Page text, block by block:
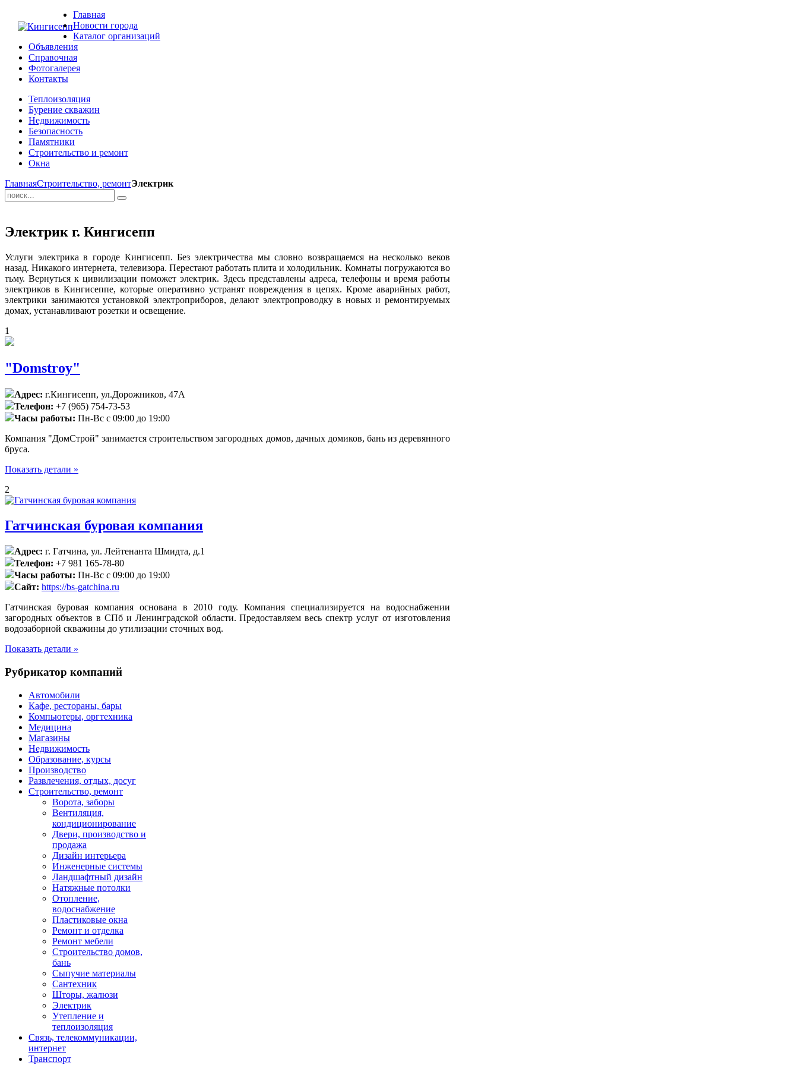
Главная
Новости города
Каталог организаций
Объявления
Справочная
Фотогалерея
Контакты
Теплоизоляция
Бурение скважин
Недвижимость
Безопасность
Памятники
Строительство и ремонт
Окна
ГлавнаяСтроительство, ремонтЭлектрик
Электрик г. Кингисепп
Услуги электрика в городе Кингисепп. Без электричества мы словно возвращаемся на несколько веков
назад. Никакого интернета, телевизора. Перестают работать плита и холодильник. Комнаты погружаются во
тьму. Вернуться к цивилизации поможет электрик. Здесь представлены адреса, телефоны и время работы
электриков в Кингисеппе, которые оперативно устранят повреждения в цепях. Кроме аварийных работ,
электрики занимаются установкой электроприборов, делают электропроводку в новых и ремонтируемых
домах, устанавливают розетки и освещение.
1
"Domstroy"
Адрес: г.Кингисепп, ул.Дорожников, 47А
Телефон: +7 (965) 754-73-53
Часы работы: Пн-Вс с 09:00 до 19:00
Компания "ДомСтрой" занимается строительством загородных домов, дачных домиков, бань из деревянного
бруса.
Показать детали »
2
Гатчинская буровая компания
Адрес: г. Гатчина, ул. Лейтенанта Шмидта, д.1
Телефон: +7 981 165-78-80
Часы работы: Пн-Вс с 09:00 до 19:00
Сайт: https://bs-gatchina.ru
Гатчинская буровая компания основана в 2010 году. Компания специализируется на водоснабжении
загородных объектов в СПб и Ленинградской области. Предоставляем весь спектр услуг от изготовления
водозаборной скважины до утилизации сточных вод.
Показать детали »
Рубрикатор компаний
Автомобили
Кафе, рестораны, бары
Компьютеры, оргтехника
Медицина
Магазины
Недвижимость
Образование, курсы
Производство
Развлечения, отдых, досуг
Строительство, ремонт
Ворота, заборы
Вентиляция,
кондиционирование
Двери, производство и
продажа
Дизайн интерьера
Инженерные системы
Ландшафтный дизайн
Натяжные потолки
Отопление,
водоснабжение
Пластиковые окна
Ремонт и отделка
Ремонт мебели
Строительство домов,
бань
Сыпучие материалы
Сантехник
Шторы, жалюзи
Электрик
Утепление и
теплоизоляция
Связь, телекоммуникации,
интернет
Транспорт